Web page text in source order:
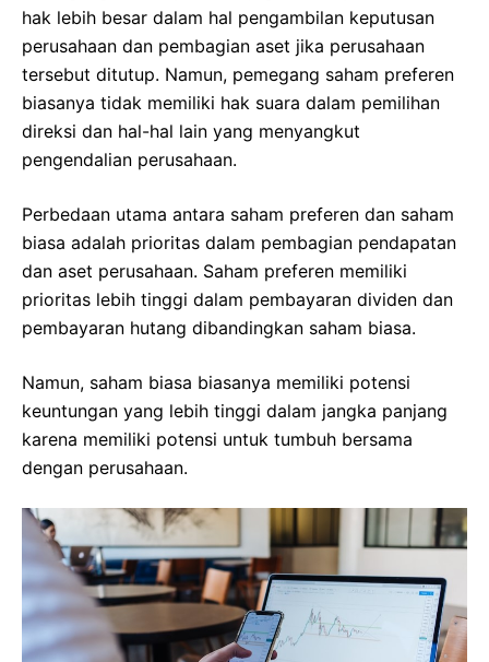
hak lebih besar dalam hal pengambilan keputusan
perusahaan dan pembagian aset jika perusahaan
tersebut ditutup. Namun, pemegang saham preferen
biasanya tidak memiliki hak suara dalam pemilihan
direksi dan hal-hal lain yang menyangkut
pengendalian perusahaan.
Perbedaan utama antara saham preferen dan saham
biasa adalah prioritas dalam pembagian pendapatan
dan aset perusahaan. Saham preferen memiliki
prioritas lebih tinggi dalam pembayaran dividen dan
pembayaran hutang dibandingkan saham biasa.
Namun, saham biasa biasanya memiliki potensi
keuntungan yang lebih tinggi dalam jangka panjang
karena memiliki potensi untuk tumbuh bersama
dengan perusahaan.